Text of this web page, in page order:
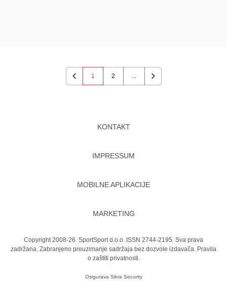
Previous
1 2 ...
Next
KONTAKT
IMPRESSUM
MOBILNE APLIKACIJE
MARKETING
Copyright 2008-26. SportSport d.o.o. ISSN 2744-2195. Sva prava
zadržana. Zabranjeno preuzimanje sadržaja bez dozvole izdavača. Pravila
o zaštiti privatnosti.
Osigurava Sikra Security